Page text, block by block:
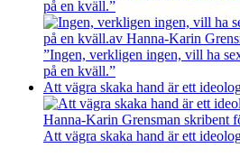
på en kväll.”
”Ingen, verkligen ingen, vill ha
på en kväll.”
Att vägra skaka hand är ett
Att vägra skaka hand är ett